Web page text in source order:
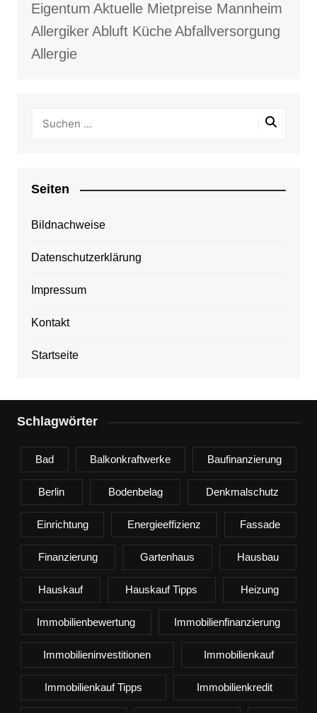
Eigentum Aktuelle Mietpreise Mannheim
AllergikerAbluft KücheAbfallversorgung
Allergie
Seiten
Bildnachweise
Datenschutzerklärung
Impressum
Kontakt
Startseite
Schlagwörter
Bad Balkonkraftwerke Baufinanzierung
Berlin Bodenbelag Denkmalschutz
Einrichtung Energieeffizienz Fassade
Finanzierung Gartenhaus Hausbau
Hauskauf Hauskauf Tipps Heizung
Immobilienbewertung Immobilienfinanzierung
Immobilieninvestitionen Immobilienkauf
Immobilienkauf Tipps Immobilienkredit